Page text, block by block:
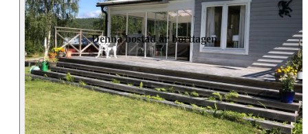
Denna bostad är borttagen